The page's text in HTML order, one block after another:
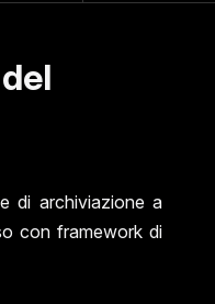
di archiviazione a
con framework di